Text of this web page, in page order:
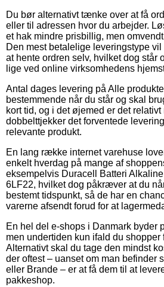
Du bør alternativt tænke over at få
eller til adressen hvor du arbejder.
et hak mindre prisbillig, men
Den mest betalelige leveringstype
at hente ordren selv, hvilket dog står
lige ved online virksomhedens
Antal dages levering på Alle
bestemmende når du står og skal
kort tid, og i det øjemed er det relativt
dobbelttjekker det forventede
relevante produkt.
En lang række internet varehuse
enkelt hverdag på mange af
eksempelvis Duracell Batteri
6LF22, hvilket dog påkræver at du
bestemt tidspunkt, så de har en
varerne afsendt forud for at
En hel del e-shops i Danmark byder
men undertiden kun ifald du shopper
Alternativt skal du tage den mindst
der oftest – uanset om man befinder
eller Brande – er at få dem til at
pakkeshop.